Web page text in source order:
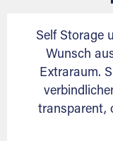
Self Storage
Wunsch
Extraraum.
transparent,